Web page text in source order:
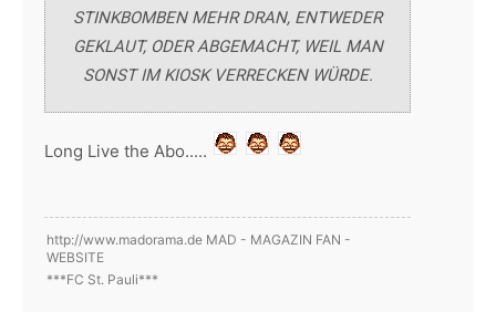
STINKBOMBEN MEHR DRAN, ENTWEDER
GEKLAUT, ODER ABGEMACHT, WEIL MAN
SONST IM KIOSK VERRECKEN WÜRDE.
Long Live the Abo.....
http://www.madorama.de MAD - MAGAZIN FAN -
WEBSITE
***FC St. Pauli***